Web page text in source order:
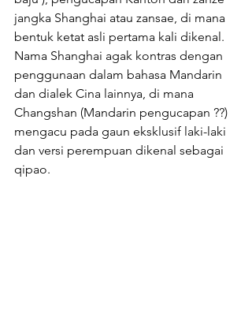
jangka Shanghai atau zansae, di mana
bentuk ketat asli pertama kali dikenal.
Nama Shanghai agak kontras dengan
penggunaan dalam bahasa Mandarin
dan dialek Cina lainnya, di mana
Changshan (Mandarin pengucapan ??)
mengacu pada gaun eksklusif laki-laki
dan versi perempuan dikenal sebagai
qipao.